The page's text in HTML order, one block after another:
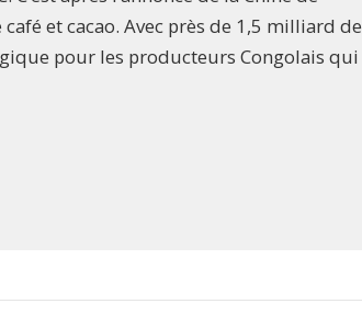
et cacao. Avec près de 1,5 milliard de
pour les producteurs Congolais qui